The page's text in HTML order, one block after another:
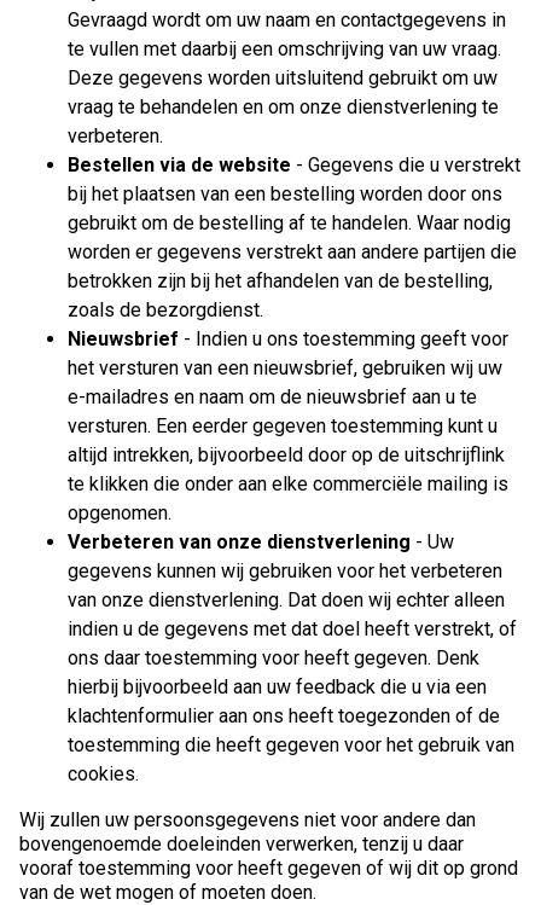
Gevraagd wordt om uw naam en contactgegevens in
te vullen met daarbij een omschrijving van uw vraag.
Deze gegevens worden uitsluitend gebruikt om uw
vraag te behandelen en om onze dienstverlening te
verbeteren.
Bestellen via de website - Gegevens die u verstrekt
bij het plaatsen van een bestelling worden door ons
gebruikt om de bestelling af te handelen. Waar nodig
worden er gegevens verstrekt aan andere partijen die
betrokken zijn bij het afhandelen van de bestelling,
zoals de bezorgdienst.
Nieuwsbrief - Indien u ons toestemming geeft voor
het versturen van een nieuwsbrief, gebruiken wij uw
e-mailadres en naam om de nieuwsbrief aan u te
versturen. Een eerder gegeven toestemming kunt u
altijd intrekken, bijvoorbeeld door op de uitschrijflink
te klikken die onder aan elke commerciële mailing is
opgenomen.
Verbeteren van onze dienstverlening - Uw
gegevens kunnen wij gebruiken voor het verbeteren
van onze dienstverlening. Dat doen wij echter alleen
indien u de gegevens met dat doel heeft verstrekt, of
ons daar toestemming voor heeft gegeven. Denk
hierbij bijvoorbeeld aan uw feedback die u via een
klachtenformulier aan ons heeft toegezonden of de
toestemming die heeft gegeven voor het gebruik van
cookies.
Wij zullen uw persoonsgegevens niet voor andere dan
bovengenoemde doeleinden verwerken, tenzij u daar
vooraf toestemming voor heeft gegeven of wij dit op grond
van de wet mogen of moeten doen.